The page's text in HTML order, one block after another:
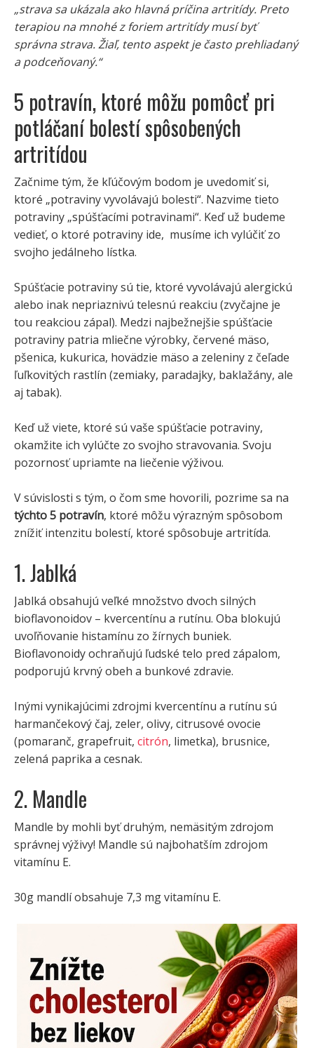
„strava sa ukázala ako hlavná príčina artritídy. Preto
terapiou na mnohé z foriem artritídy musí byť
správna strava. Žiaľ, tento aspekt je často prehliadaný
a podceňovaný.“
5 potravín, ktoré môžu pomôcť pri
potláčaní bolestí spôsobených
artritídou
Začnime tým, že kľúčovým bodom je uvedomiť si,
ktoré „potraviny vyvolávajú bolesti“. Nazvime tieto
potraviny „spúšťacími potravinami“. Keď už budeme
vedieť, o ktoré potraviny ide, musíme ich vylúčiť zo
svojho jedálneho lístka.
Spúšťacie potraviny sú tie, ktoré vyvolávajú alergickú
alebo inak nepriaznivú telesnú reakciu (zvyčajne je
tou reakciou zápal). Medzi najbežnejšie spúšťacie
potraviny patria mliečne výrobky, červené mäso,
pšenica, kukurica, hovädzie mäso a zeleniny z čeľade
ľuľkovitých rastlín (zemiaky, paradajky, baklažány, ale
aj tabak).
Keď už viete, ktoré sú vaše spúšťacie potraviny,
okamžite ich vylúčte zo svojho stravovania. Svoju
pozornosť upriamte na liečenie výživou.
V súvislosti s tým, o čom sme hovorili, pozrime sa na
týchto 5 potravín, ktoré môžu výrazným spôsobom
znížiť intenzitu bolestí, ktoré spôsobuje artritída.
1. Jablká
Jablká obsahujú veľké množstvo dvoch silných
bioflavonoidov – kvercentínu a rutínu. Oba blokujú
uvoľňovanie histamínu zo žírnych buniek.
Bioflavonoidy ochraňujú ľudské telo pred zápalom,
podporujú krvný obeh a bunkové zdravie.
Inými vynikajúcimi zdrojmi kvercentínu a rutínu sú
harmančekový čaj, zeler, olivy, citrusové ovocie
(pomaranč, grapefruit, citrón, limetka), brusnice,
zelená paprika a cesnak.
2. Mandle
Mandle by mohli byť druhým, nemäsitým zdrojom
správnej výživy! Mandle sú najbohatším zdrojom
vitamínu E.
30g mandlí obsahuje 7,3 mg vitamínu E.